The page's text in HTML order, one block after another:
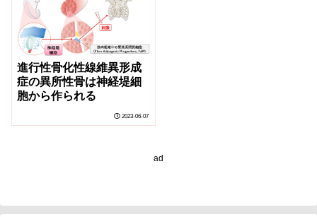
進行性骨化性線維異形成
症の異所性骨は神経堤細
胞から作られる
2023-06-07
ad